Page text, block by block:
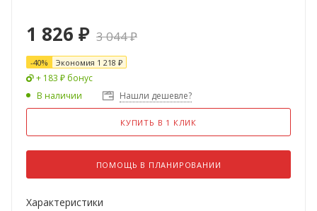
1 826 ₽ 3 044₽
-40% Экономия 1 218 ₽
+ 183 ₽ бонус
В наличии
Нашли дешевле?
КУПИТЬ В 1 КЛИК
ПОМОЩЬ В ПЛАНИРОВАНИИ
Характеристики